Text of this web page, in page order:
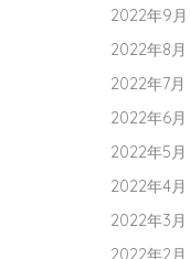
2022年9月
2022年8月
2022年7月
2022年6月
2022年5月
2022年4月
2022年3月
2022年2月